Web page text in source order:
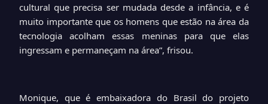
cultural que precisa ser mudada desde a infância, e é
muito importante que os homens que estão na área da
tecnologia acolham essas meninas para que elas
ingressam e permaneçam na área”, frisou.
Monique, que é embaixadora do Brasil do projeto